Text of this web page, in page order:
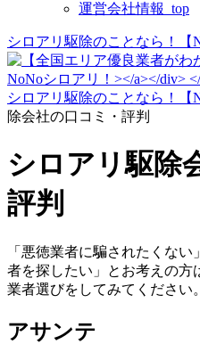
運営会社情報_top
シロアリ駆除のことなら！【
シロアリ駆除のことなら！【
除会社の口コミ・評判
シロアリ駆除
評判
「悪徳業者に騙されたくな
者を探したい」とお考えの方
業者選びをしてみてください。
アサンテ